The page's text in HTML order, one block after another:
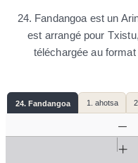
24. Fandangoa est un
est arrangé pour
téléchargée au
24. Fandangoa 1. ahotsa